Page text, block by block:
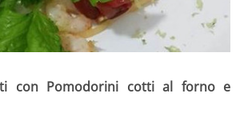
con Pomodorini cotti al forno e